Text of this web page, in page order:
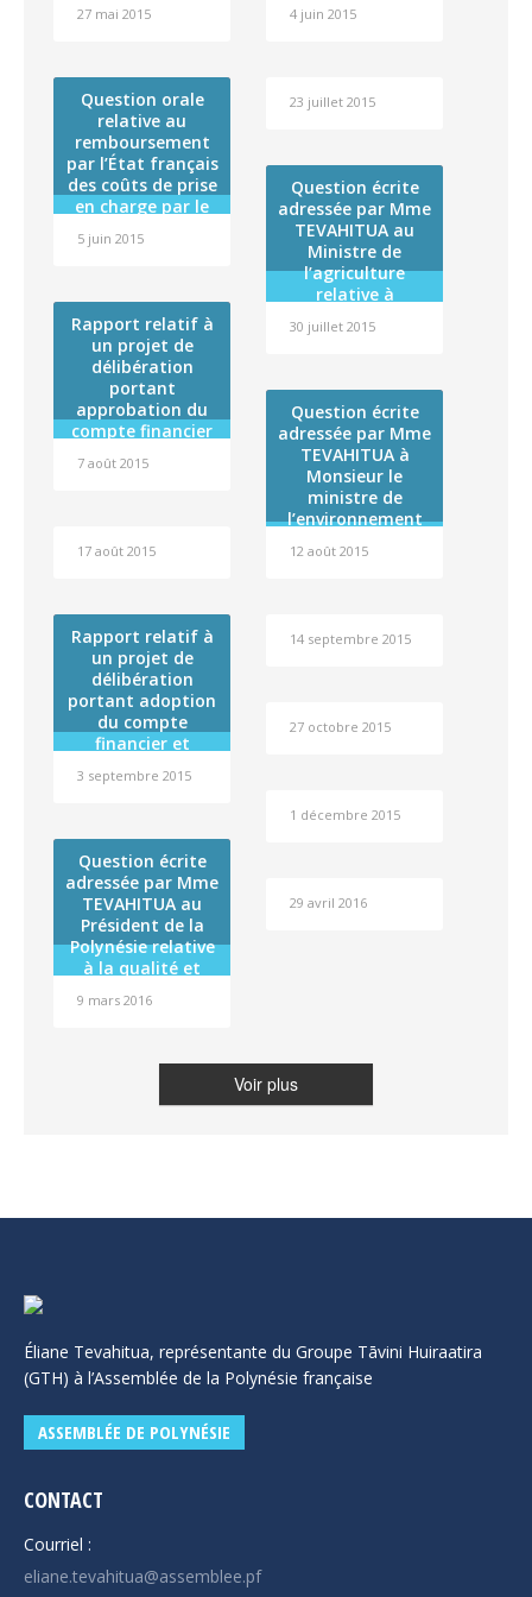
2015,2016 et 2017
territorial de la
pesticides
27 mai 2015
d’application n°
délai de
réhabilitation du
service de longs
séjours de
l’hôpital de
TARAVAO » dans
le cadre du volet «
santé » du
française 2008-
2014
4 juin 2015
Question orale
relative au
remboursement
par l’État français
des coûts de prise
en charge par le
d’assurance
considérées
comme radio-
induites
5 juin 2015
23 juillet 2015
Question écrite
adressée par Mme
TEVAHITUA au
Ministre de
l’agriculture
relative à
miel frelaté
30 juillet 2015
Rapport relatif à
un projet de
délibération
portant
approbation du
compte financier
de l »Institut
7 août 2015
Question écrite
adressée par Mme
TEVAHITUA à
Monsieur le
ministre de
l’environnement
préservation du
12 août 2015
17 août 2015
Rapport relatif à
un projet de
délibération
portant adoption
du compte
financier et
résultat de
public
administratif
dénommé « Fare
Tama Hau »
3 septembre 2015
14 septembre 2015
27 octobre 2015
1 décembre 2015
Question écrite
adressée par Mme
TEVAHITUA au
Président de la
Polynésie relative
à la qualité et
produits
9 mars 2016
29 avril 2016
Voir plus
Éliane Tevahitua, représentante du Groupe Tāvini Huiraatira
(GTH) à l’Assemblée de la Polynésie française
ASSEMBLÉE DE POLYNÉSIE
CONTACT
Courriel :
eliane.tevahitua@assemblee.pf